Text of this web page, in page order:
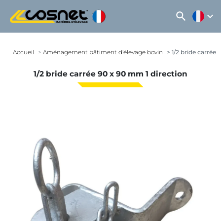
search expand_more
Accueil Aménagement bâtiment d'élevage bovin 1/2 bride carrée
1/2 bride carrée 90 x 90 mm 1 direction